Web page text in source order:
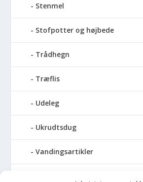
Stenmel
Stofpotter og højbede
Trådhegn
Træflis
Udeleg
Ukrudtsdug
Vandingsartikler